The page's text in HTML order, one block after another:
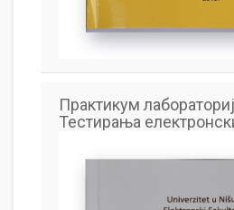
Практикум
Тестирања